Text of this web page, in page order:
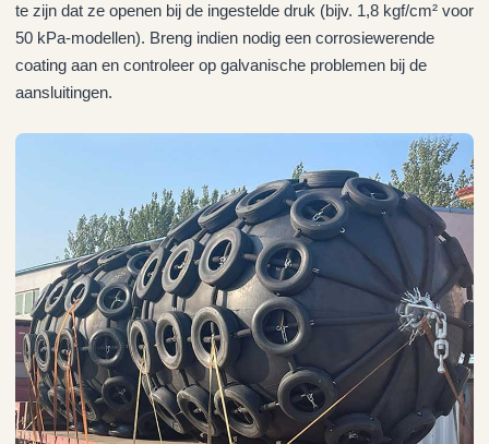
te zijn dat ze openen bij de ingestelde druk (bijv. 1,8 kgf/cm² voor
50 kPa-modellen). Breng indien nodig een corrosiewerende
coating aan en controleer op galvanische problemen bij de
aansluitingen.